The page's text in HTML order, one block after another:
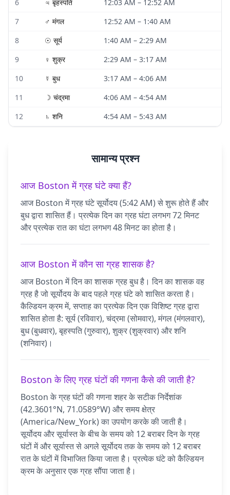
6 ♃ बृहस्पति 12:03 AM – 12:52 AM
7
♂ मंगल 12:52 AM – 1:40 AM
8
☉ सूर्य 1:40 AM – 2:29 AM
9
♀ शुक्र 2:29 AM – 3:17 AM
10
☿ बुध 3:17 AM – 4:06 AM
11
☽ चंद्रमा 4:06 AM – 4:54 AM
12
♄ शनि 4:54 AM – 5:43 AM
सामान्य प्रश्न
आज Boston में ग्रह घंटे क्या हैं?
आज Boston में ग्रह घंटे सूर्योदय (5:42 AM) से शुरू होते हैं और
बुध द्वारा शासित हैं। प्रत्येक दिन का ग्रह घंटा लगभग 72 मिनट
और प्रत्येक रात का घंटा लगभग 48 मिनट का होता है।
आज Boston में कौन सा ग्रह शासक है?
आज Boston में दिन का शासक ग्रह बुध है। दिन का शासक वह
ग्रह है जो सूर्योदय के बाद पहले ग्रह घंटे को शासित करता है।
कैल्डियन क्रम में, सप्ताह का प्रत्येक दिन एक विशिष्ट ग्रह द्वारा
शासित होता है: सूर्य (रविवार), चंद्रमा (सोमवार), मंगल (मंगलवार),
बुध (बुधवार), बृहस्पति (गुरुवार), शुक्र (शुक्रवार) और शनि
(शनिवार)।
Boston के लिए ग्रह घंटों की गणना कैसे की जाती है?
Boston के ग्रह घंटों की गणना शहर के सटीक निर्देशांक
(42.3601°N, 71.0589°W) और समय क्षेत्र
(America/New_York) का उपयोग करके की जाती है।
सूर्योदय और सूर्यास्त के बीच के समय को 12 बराबर दिन के ग्रह
घंटों में और सूर्यास्त से अगले सूर्योदय तक के समय को 12 बराबर
रात के घंटों में विभाजित किया जाता है। प्रत्येक घंटे को कैल्डियन
क्रम के अनुसार एक ग्रह सौंपा जाता है।